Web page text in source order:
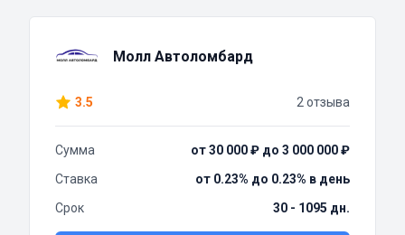
Молл Автоломбард
3.5 2 отзыва
Сумма
от 30 000 ₽ до 3 000 000 ₽
Ставка
от 0.23% до 0.23% в день
Срок
30 - 1095 дн.